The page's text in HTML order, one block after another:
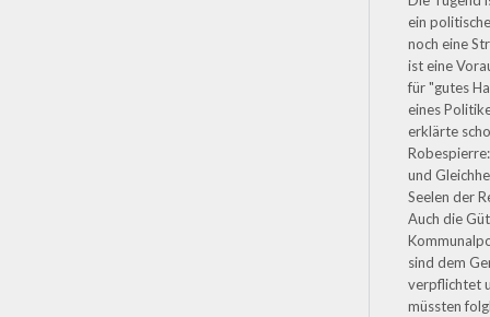
ein
noch eine
ist eine
für "gutes
eines
erklärte
und
Seelen der
Auch die
sind dem
verpflichtet
müssten